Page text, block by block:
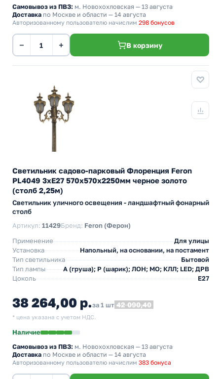
Самовывоз из ПВЗ: м. Новохохловская — 13 августа
Доставка по Москве и области — 14 августа
Авторизованному пользователю начислим 298 бонусов
− + В корзину
Светильник садово-парковый Флоренция Feron
PL4049 3xE27 570х570х2250мм черное золото
(столб 2,25м)
Светильник уличного освещения - ландшафтный фонарный
столб
Артикул: 11429Бренд: Feron (Ферон)
Применение
Для улицы
Установка
Напольный, на основании, на постамент
Тип светильника
Бытовой
Тип лампы
A (груша); P (шарик); ЛОН; МО; КЛЛ; LED; ДРВ
Цоколь
E27
38 264,00 р.за 1 шт 42 090,40
* цена указана с учетом НДС.
Наличие
Самовывоз из ПВЗ: м. Новохохловская — 13 августа
Доставка по Москве и области — 14 августа
Авторизованному пользователю начислим 383 бонуса